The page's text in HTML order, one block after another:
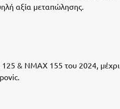
αξία μεταπώλησης.
& ΝΜΑΧ 155 του 2024, μέχρι